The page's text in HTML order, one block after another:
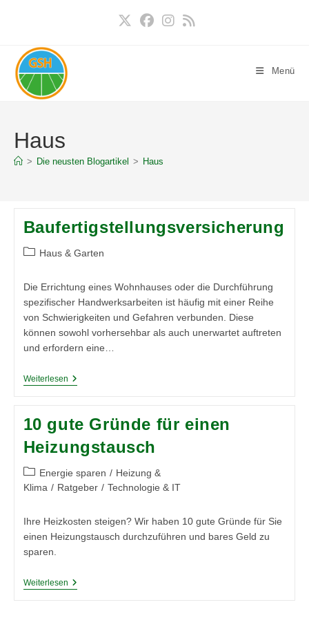
Menü
Haus
> Die neusten Blogartikel > Haus
Baufertigstellungsversicherung
Beitrags-
Haus & Garten
Die Errichtung eines Wohnhauses oder die Durchführung
spezifischer Handwerksarbeiten ist häufig mit einer Reihe
von Schwierigkeiten und Gefahren verbunden. Diese
können sowohl vorhersehbar als auch unerwartet auftreten
und erfordern eine…
WeiterlesenBaufertigstellungsversicherung
10 gute Gründe für einen
Heizungstausch
Beitrags-
Kategorie:
Energie sparen / Heizung &
Klima / Ratgeber / Technologie & IT
Ihre Heizkosten steigen? Wir haben 10 gute Gründe für Sie
einen Heizungstausch durchzuführen und bares Geld zu
sparen.
Weiterlesen10